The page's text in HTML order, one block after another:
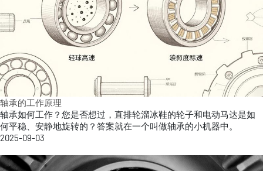
轴承的工作原理
轴承如何工作？您是否想过，直排轮溜冰鞋的轮子和电动马达是如
何平稳、安静地旋转的？答案就在一个叫做轴承的小机器中。
2025-09-03